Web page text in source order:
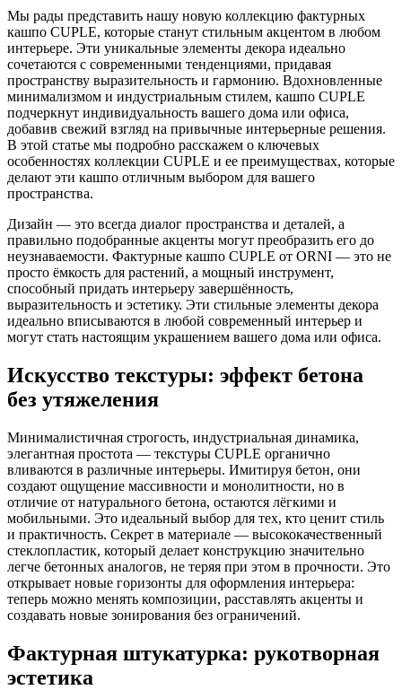
Мы рады представить нашу новую коллекцию фактурных
кашпо CUPLE, которые станут стильным акцентом в любом
интерьере. Эти уникальные элементы декора идеально
сочетаются с современными тенденциями, придавая
пространству выразительность и гармонию. Вдохновленные
минимализмом и индустриальным стилем, кашпо CUPLE
подчеркнут индивидуальность вашего дома или офиса,
добавив свежий взгляд на привычные интерьерные решения.
В этой статье мы подробно расскажем о ключевых
особенностях коллекции CUPLE и ее преимуществах, которые
делают эти кашпо отличным выбором для вашего
пространства.
Дизайн — это всегда диалог пространства и деталей, а
правильно подобранные акценты могут преобразить его до
неузнаваемости. Фактурные кашпо CUPLE от ORNI — это не
просто ёмкость для растений, а мощный инструмент,
способный придать интерьеру завершённость,
выразительность и эстетику. Эти стильные элементы декора
идеально вписываются в любой современный интерьер и
могут стать настоящим украшением вашего дома или офиса.
Искусство текстуры: эффект бетона
без утяжеления
Минималистичная строгость, индустриальная динамика,
элегантная простота — текстуры CUPLE органично
вливаются в различные интерьеры. Имитируя бетон, они
создают ощущение массивности и монолитности, но в
отличие от натурального бетона, остаются лёгкими и
мобильными. Это идеальный выбор для тех, кто ценит стиль
и практичность. Секрет в материале — высококачественный
стеклопластик, который делает конструкцию значительно
легче бетонных аналогов, не теряя при этом в прочности. Это
открывает новые горизонты для оформления интерьера:
теперь можно менять композиции, расставлять акценты и
создавать новые зонирования без ограничений.
Фактурная штукатурка: рукотворная
эстетика